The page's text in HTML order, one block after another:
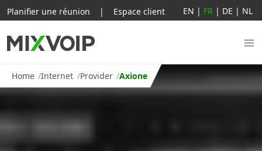
Home Internet Provider Axione
Planifier une réunion | Espace client EN | FR | DE | NL